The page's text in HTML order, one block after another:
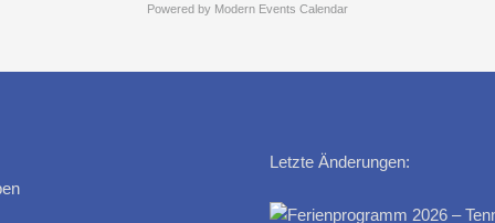
Powered by Modern Events Calendar
Letzte Änderungen: